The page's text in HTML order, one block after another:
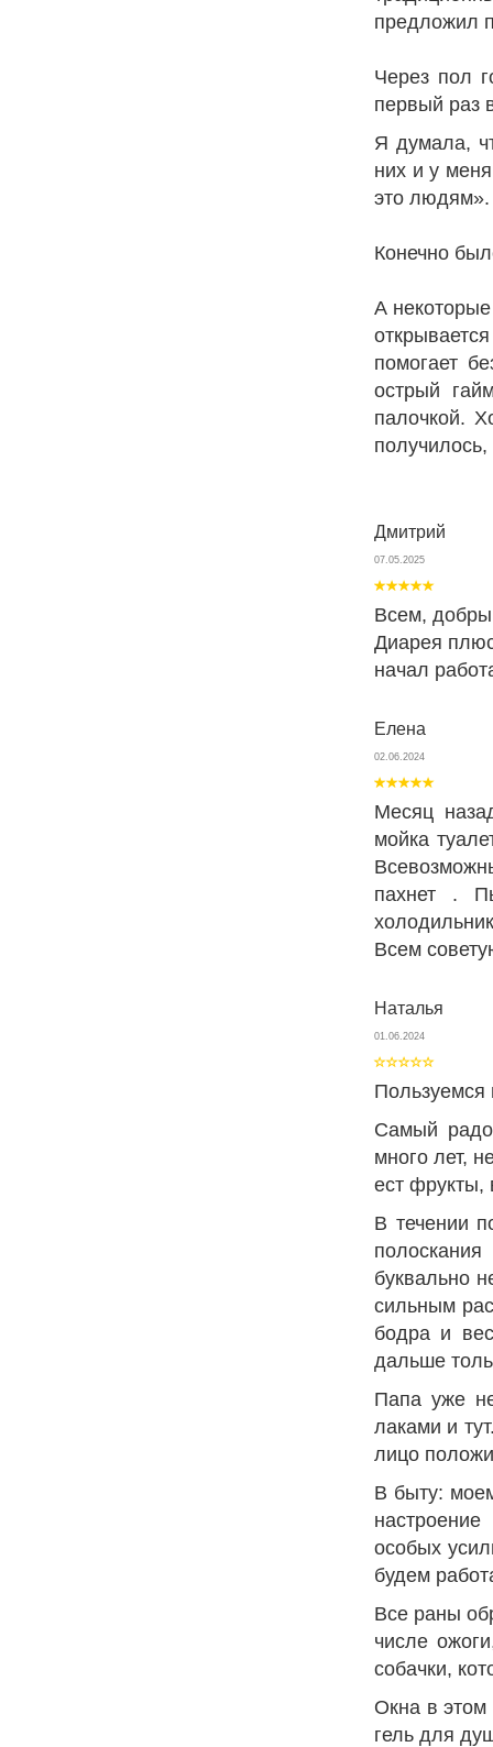
предложил
Через пол
первый раз
Я думала,
них и у
это людям».
Конечно
А
помогает
острый
палочкой.
Дмитрий
07.05.2025
Всем,
Диарея
начал
Елена
02.06.2024
Месяц
мойка
пахнет .
Всем
Наталья
01.06.2024
Пользуемся
Самый
много лет,
ест фрукты,
В течении
буквально
сильным
бодра и
дальше
Папа уже
лаками и
лицо
В быту:
особых
будем
Все раны
числе
собачки,
Окна в этом
гель для